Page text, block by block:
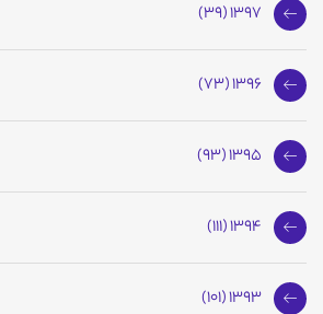
1397 (39)
1396 (73)
1395 (93)
1394 (111)
1393 (101)